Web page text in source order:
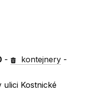
- kontejnery -
ulici Kostnické